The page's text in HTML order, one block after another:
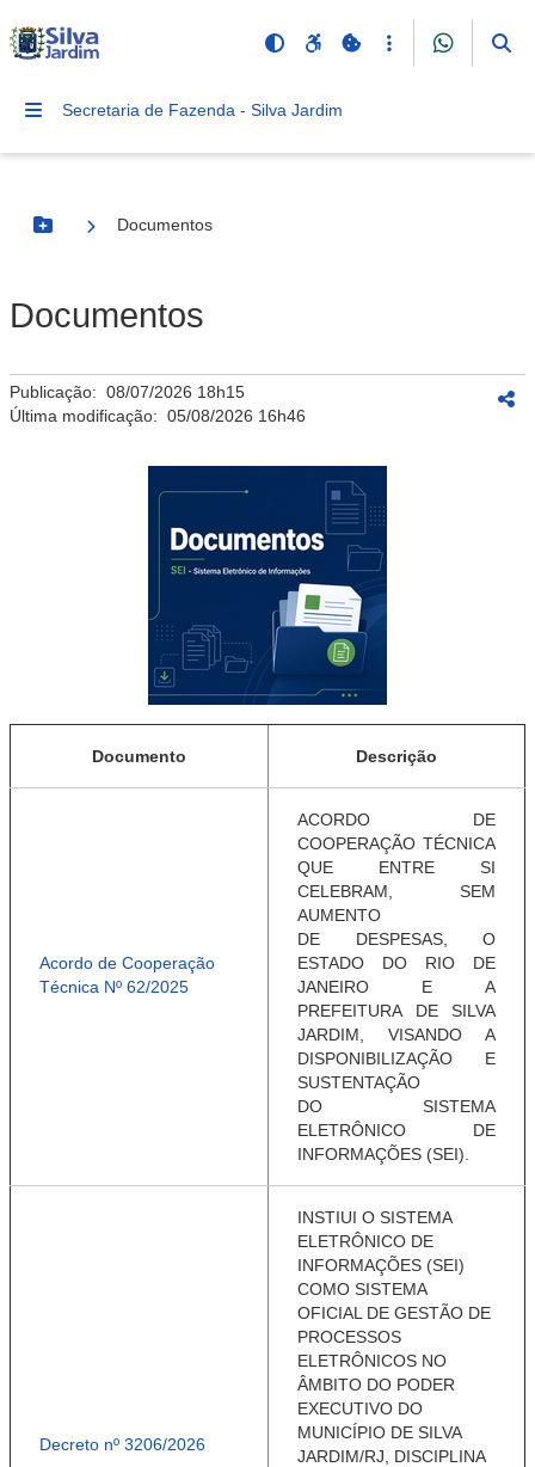
Secretaria de Fazenda - Silva Jardim
Botão Menu
Documentos
Documentos
Publicação: 08/07/2026 18h15
Última modificação: 05/08/2026 16h46
Documento Descrição
Acordo de Cooperação
Técnica Nº 62/2025
ACORDO DE
COOPERAÇÃO TÉCNICA
QUE ENTRE SI
CELEBRAM, SEM
AUMENTO
DE DESPESAS, O
ESTADO DO RIO DE
JANEIRO E A
PREFEITURA DE SILVA
JARDIM, VISANDO A
DISPONIBILIZAÇÃO E
SUSTENTAÇÃO
DO SISTEMA
ELETRÔNICO DE
INFORMAÇÕES (SEI).
Decreto nº 3206/2026
INSTIUI O SISTEMA
ELETRÔNICO DE
INFORMAÇÕES (SEI)
COMO SISTEMA
OFICIAL DE GESTÃO DE
PROCESSOS
ELETRÔNICOS NO
ÂMBITO DO PODER
EXECUTIVO DO
MUNICÍPIO DE SILVA
JARDIM/RJ, DISCIPLINA